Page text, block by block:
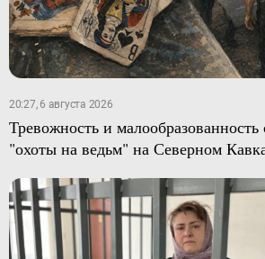
20:27, 6 августа 2026
Тревожность и
"охоты на ведьм" на Северном